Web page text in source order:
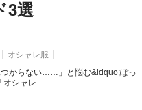
3選
オシャレ服
つからない……」と悩む&ldquo;ぽっ
オシャレ...